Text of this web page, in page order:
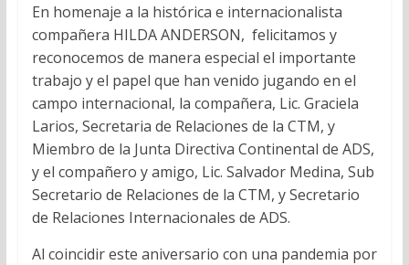
En homenaje a la histórica e internacionalista
compañera HILDA ANDERSON, felicitamos y
reconocemos de manera especial el importante
trabajo y el papel que han venido jugando en el
campo internacional, la compañera, Lic. Graciela
Larios, Secretaria de Relaciones de la CTM, y
Miembro de la Junta Directiva Continental de ADS,
y el compañero y amigo, Lic. Salvador Medina, Sub
Secretario de Relaciones de la CTM, y Secretario
de Relaciones Internacionales de ADS.
Al coincidir este aniversario con una pandemia por